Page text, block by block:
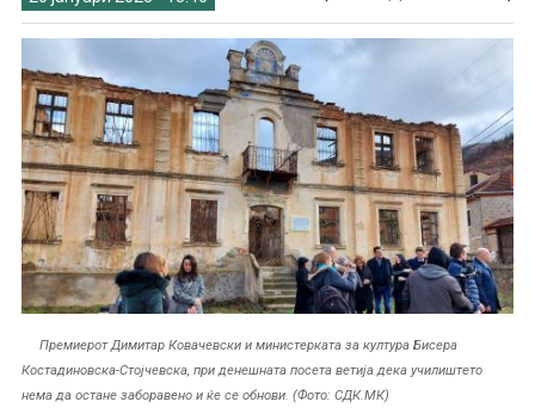
Премиерот Димитар Ковачевски и министерката за култура Бисера
Костадиновска-Стојчевска, при денешната посета ветија дека училиштето
нема да остане заборавено и ќе се обнови. (Фото: СДК.МК)